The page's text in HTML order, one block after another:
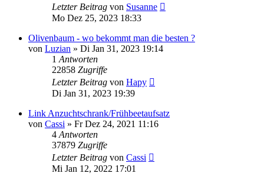
Letzter Beitrag von Susanne
Mo Dez 25, 2023 18:33
Olivenbaum - wo bekommt man die besten ?
von Luzian » Di Jan 31, 2023 19:14
1 Antworten
22858 Zugriffe
Letzter Beitrag von Hapy
Di Jan 31, 2023 19:39
Link Anzuchtschrank/Frühbeetaufsatz
von Cassi » Fr Dez 24, 2021 11:16
4 Antworten
37879 Zugriffe
Letzter Beitrag von Cassi
Mi Jan 12, 2022 17:01